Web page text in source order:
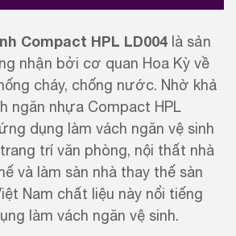
Compact HPL LD004 là sản
nhận bởi cơ quan Hoa Kỳ về
cháy, chống nước. Nhờ khả
ngăn nhựa Compact HPL
dụng làm vách ngăn vệ sinh
trí văn phòng, nội thất nhà
và làm sàn nhà thay thế sàn
Nam chất liệu này nổi tiếng
làm vách ngăn vệ sinh.